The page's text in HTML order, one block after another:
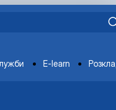
E-learn